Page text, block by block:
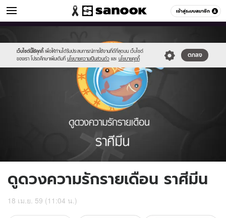
เข้าสู่ระบบสมาชิก
ดูดวง หมวดอื่นๆ
เว็บไซต์นี้ใช้คุกกี้ เพื่อให้ท่านได้รับประสบการณ์การใช้งานที่ดีที่สุดบน เว็บไซต์
ของเรา โปรดศึกษาเพิ่มเติมที่ นโยบายความเป็นส่วนตัว และ นโยบายคุกกี้
ตกลง
new-
sanook.png
ดูดวงความรักรายเดือน ราศีมีน
18 เม.ย. 59 (11:04 น.)